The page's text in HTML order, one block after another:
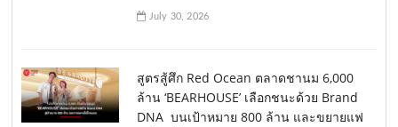
July 30, 2026
สูตรสู้ศึก Red Ocean ตลาดชานม 6,000
ล้าน ‘BEARHOUSE’ เลือกชนะด้วย Brand
DNA บนเป้าหมาย 800 ล้าน และขยายแฟ